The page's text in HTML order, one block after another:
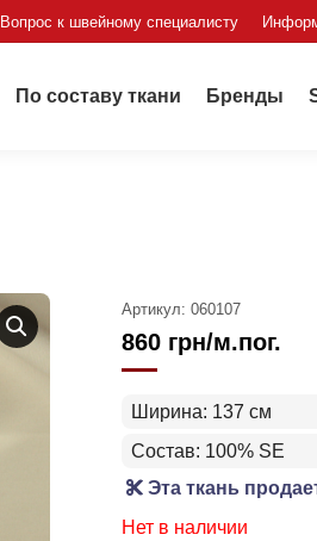
Вопрос к швейному специалисту
По составу ткани Бренды
Артикул: 060107
860 грн/м.пог.
Ширина: 137 см
Состав: 100% SE
Эта ткань
Нет в наличии